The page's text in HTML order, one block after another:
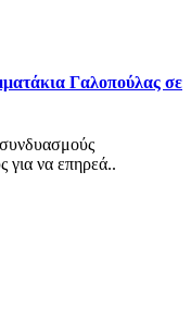
Γαλοπούλας σε
για να επηρεά..